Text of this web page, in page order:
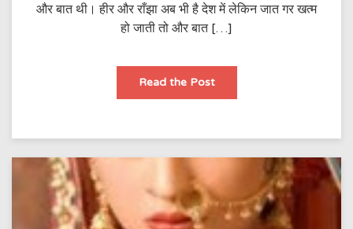
और बात थी। हीर और राँझा अब भी है देश में लेकिन जात गर खत्म
हो जाती तो और बात […]
Read the Postऔर
थी